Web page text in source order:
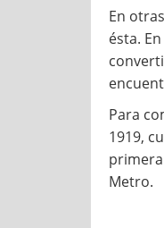
En
ésta.
Para
1919,
Metro.